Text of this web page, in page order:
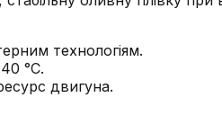
технологіям.
°C.
двигуна.